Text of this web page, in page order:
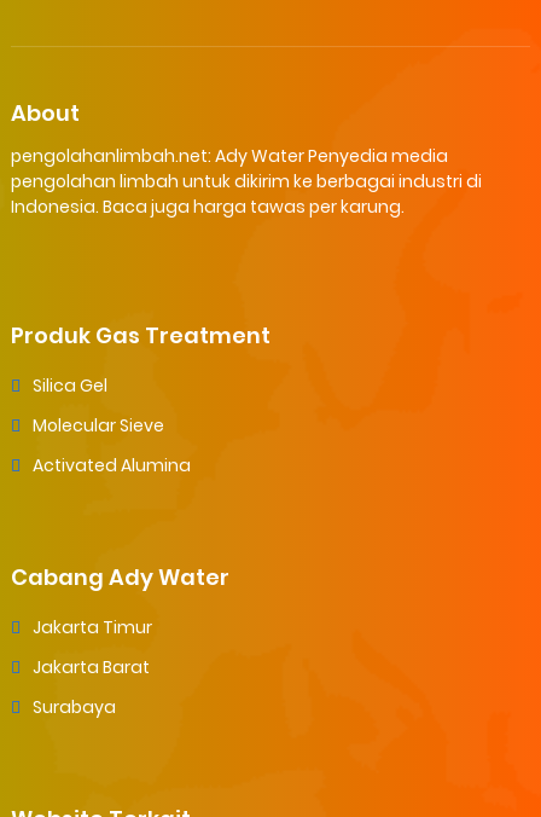
About
pengolahanlimbah.net: Ady Water Penyedia media
pengolahan limbah untuk dikirim ke berbagai industri di
Indonesia. Baca juga harga tawas per karung.
Produk Gas Treatment
Silica Gel
Molecular Sieve
Activated Alumina
Cabang Ady Water
Jakarta Timur
Jakarta Barat
Surabaya